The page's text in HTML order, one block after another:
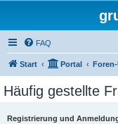
FAQ
Start Portal
Häufig gestellte
Registrierung und